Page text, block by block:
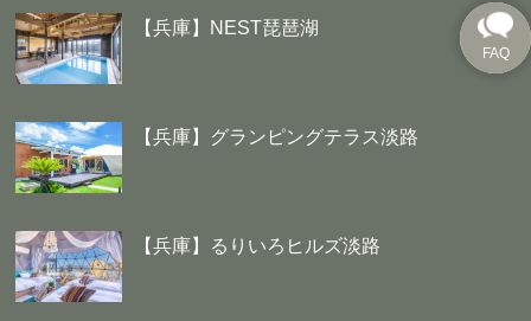
【兵庫】NEST琵琶湖
【兵庫】グランピングテラス淡路
【兵庫】るりいろヒルズ淡路